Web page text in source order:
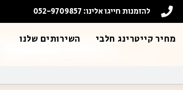
להזמנות חייגו אלינו: 052-9709857
מחיר קייטרינג חלבי השירותים שלנו